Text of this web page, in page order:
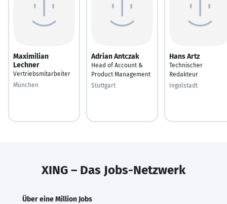
Maximilian
Lechner
Vertriebsmitarbeiter
München
Adrian Antczak
Head of Account &
Product Management
Stuttgart
Hans Artz
Technischer
Redakteur
Ingolstadt
XING – Das Jobs-Netzwerk
Über eine Million Jobs